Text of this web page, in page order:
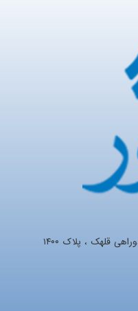
قلهک ، پلاک ۱۴۰۰